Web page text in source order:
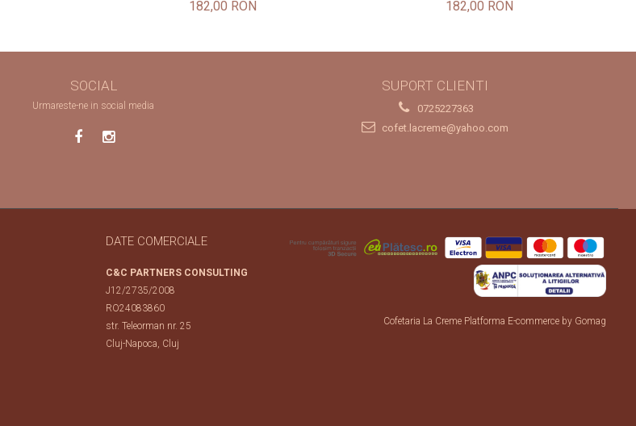
182,00 RON
182,00 RON
SOCIAL
Urmareste-ne in social media
SUPORT CLIENTI
0725227363
cofet.lacreme@yahoo.com
DATE COMERCIALE
C&C PARTNERS CONSULTING
J12/2735/2008
RO24083860
str. Teleorman nr. 25
Cluj-Napoca, Cluj
Cofetaria La Creme Platforma E-commerce by Gomag